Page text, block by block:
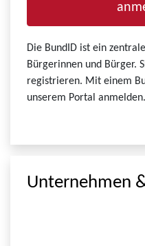
Die BundID ist ein
Bürgerinnen und Bürger.
registrieren. Mit einem
unserem Portal anmelden.
Unternehmen